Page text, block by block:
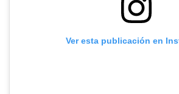
Ver esta publicación en